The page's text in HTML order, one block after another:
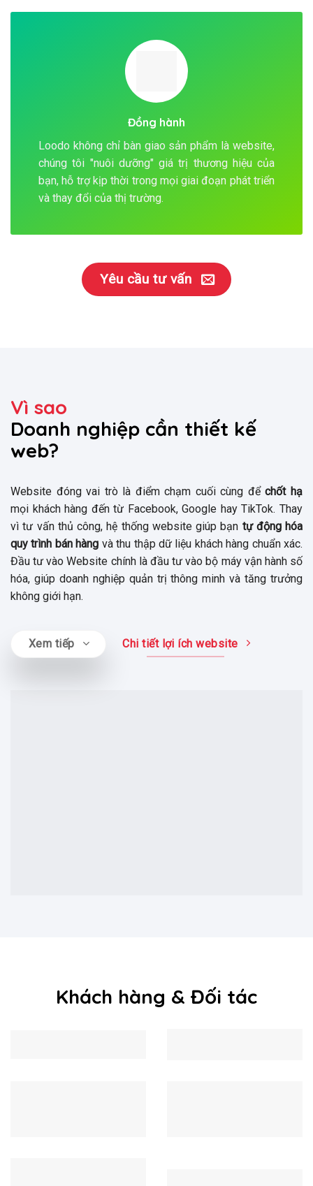
Đồng hành
Loodo không chỉ bàn giao sản phẩm là website,
chúng tôi "nuôi dưỡng" giá trị thương hiệu của
bạn, hỗ trợ kịp thời trong mọi giai đoạn phát triển
và thay đổi của thị trường.
Yêu cầu tư vấn
Vì sao
Doanh nghiệp cần thiết kế
web?
Website đóng vai trò là điểm chạm cuối cùng đểchốt hạ
mọi khách hàng đến từ Facebook, Google hay TikTok. Thay
vì tư vấn thủ công, hệ thống website giúp bạn tự động hóa
quy trình bán hàng và thu thập dữ liệu khách hàng chuẩn xác.
Đầu tư vào Website chính là đầu tư vào bộ máy vận hành số
hóa, giúp doanh nghiệp quản trị thông minh và tăng trưởng
không giới hạn.
Xem tiếp Chi tiết lợi ích website
Khách hàng & Đối tác